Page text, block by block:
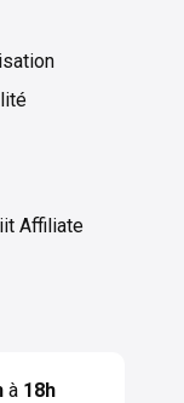
Affiliate
à 18h